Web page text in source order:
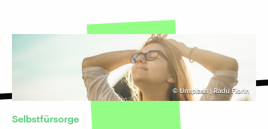
©Unsplash | Radu Florin
Selbstfürsorge